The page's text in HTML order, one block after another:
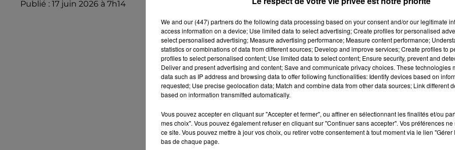
Publié : 17 juin 2026 à 7h14
We and our (447) partnersdo the following data processing based on your consent and/or our legitimate
access information on a device; Use limited data to select advertising; Create profiles for personalised
select personalised advertising; Measure advertising performance; Measure content performance;
statistics or combinations of data from different sources; Develop and improve services; Create profiles to
profiles to select personalised content; Use limited data to select content; Ensure security, prevent and
Deliver and present advertising and content; Save and communicate privacy choices. These technologies
data such as IP address and browsing data to offer following functionalities: Identify devices based on
requested; Use precise geolocation data; Match and combine data from other data sources; Link different
based on information transmitted automatically.
Vous pouvez accepter en cliquant sur "Accepter et fermer", ou affiner en sélectionnant les finalités et/ou
mes choix". Vous pouvez également refuser en cliquant sur "Continuer sans accepter". Vos préférences
ce site. Vous pouvez mettre à jour vos choix, ou retirer votre consentement à tout moment via le lien
bas de chaque page.